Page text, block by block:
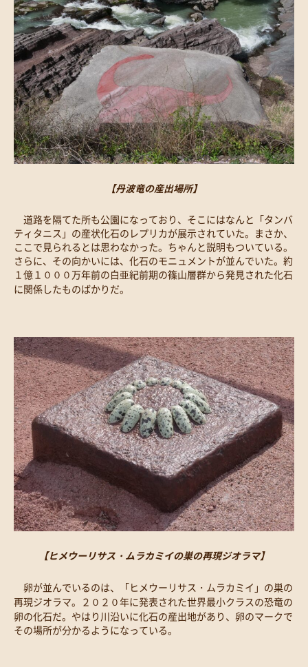
【丹波竜の産出場所】
道路を隔てた所も公園になっており、そこにはなんと「タンバ
ティタニス」の産状化石のレプリカが展示されていた。まさか、
ここで見られるとは思わなかった。ちゃんと説明もついている。
さらに、その向かいには、化石のモニュメントが並んでいた。約
１億１０００万年前の白亜紀前期の篠山層群から発見された化石
に関係したものばかりだ。
【ヒメウーリサス・ムラカミイの巣の再現ジオラマ】
卵が並んでいるのは、「ヒメウーリサス・ムラカミイ」の巣の
再現ジオラマ。２０２０年に発表された世界最小クラスの恐竜の
卵の化石だ。やはり川沿いに化石の産出地があり、卵のマークで
その場所が分かるようになっている。